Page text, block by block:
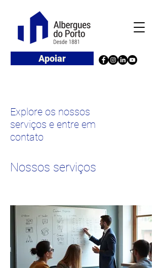
Apoiar
Explore os nossos
serviços e entre em
contato
Nossos serviços